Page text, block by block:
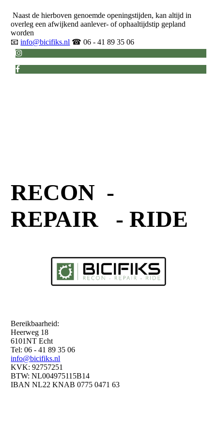
Naast de hierboven genoemde openingstijden, kan altijd in
overleg een afwijkend aanlever- of ophaaltijdstip gepland
worden
📧info@bicifiks.nl ☎ 06 - 41 89 35 06
RECON -
REPAIR - RIDE
Bereikbaarheid:
Heerweg 18
6101NT Echt
Tel: 06 - 41 89 35 06
info@bicifiks.nl
KVK: 92757251
BTW: NL004975115B14
IBAN NL22 KNAB 0775 0471 63